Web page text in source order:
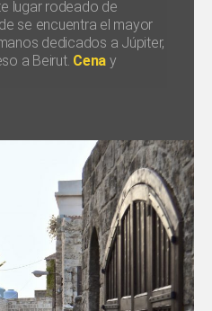
lugar rodeado de
se encuentra el mayor
dedicados a Júpiter,
a Beirut. Cena y